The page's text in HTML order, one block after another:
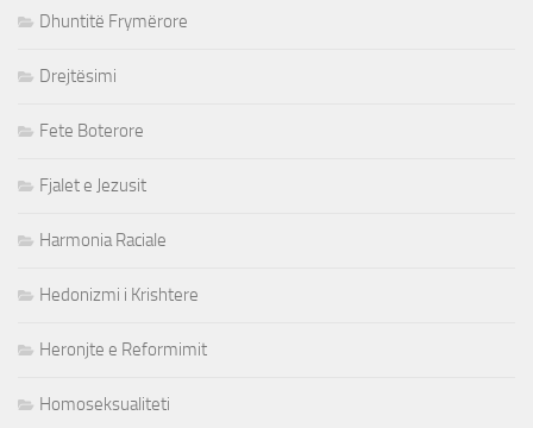
Dhuntitë Frymërore
Drejtësimi
Fete Boterore
Fjalet e Jezusit
Harmonia Raciale
Hedonizmi i Krishtere
Heronjte e Reformimit
Homoseksualiteti